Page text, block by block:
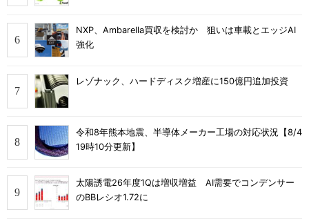
NXP、Ambarella買収を検討か 狙いは車載とエッジAI
強化
レゾナック、ハードディスク増産に150億円追加投資
令和8年熊本地震、半導体メーカー工場の対応状況【8/4
19時10分更新】
太陽誘電26年度1Qは増収増益 AI需要でコンデンサー
のBBレシオ1.72に